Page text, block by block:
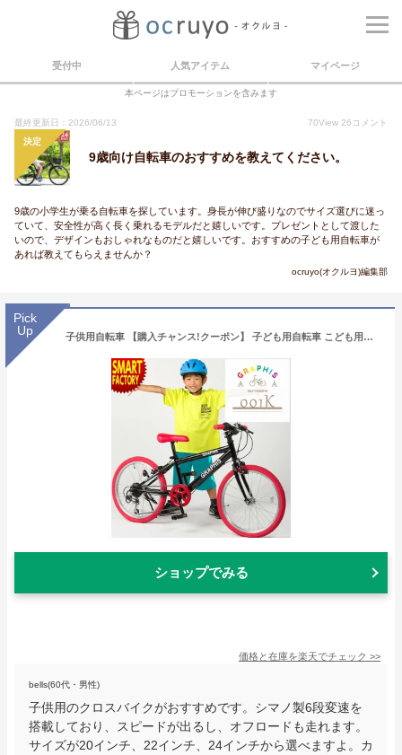
受付中 人気アイテム マイページ
本ページはプロモーションを含みます
最終更新日：2026/06/13 70View 26 コメント
決定
9歳向け自転車のおすすめを教えてください。
9歳の小学生が乗る自転車を探しています。身長が伸び盛りなのでサイズ選びに迷っ
ていて、安全性が高く長く乗れるモデルだと嬉しいです。プレゼントとして渡した
いので、デザインもおしゃれなものだと嬉しいです。おすすめの子ども用自転車が
あれば教えてもらえませんか？
ocruyo(オクルヨ)編集部
Pick
Up
子供用自転車 【購入チャンス!クーポン】 子ども用自転車 こども用自転車 《動画あり》 20インチ 22インチ 24インチ 全11色 クロスバイク シマノ 6段変速 こども じてんしゃ 男の子 女の子 小学生 キッズ ジュニア ☆ プレゼント ギフト 父の日 新生活 防災 梅雨
ショップでみる
価格と在庫を楽天でチェック >>
bells(60代・男性)
子供用のクロスバイクがおすすめです。シマノ製6段変速を
搭載しており、スピードが出るし、オフロードも走れます。
サイズが20インチ、22インチ、24インチから選べますよ。カ